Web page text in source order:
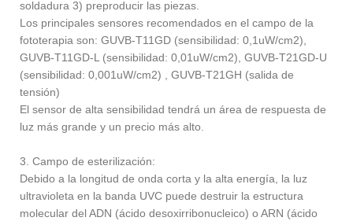
soldadura 3) preproducir las piezas.
Los principales sensores recomendados en el campo de la
fototerapia son: GUVB-T11GD (sensibilidad: 0,1uW/cm2),
GUVB-T11GD-L (sensibilidad: 0,01uW/cm2), GUVB-T21GD-U
(sensibilidad: 0,001uW/cm2) , GUVB-T21GH (salida de
tensión)
El sensor de alta sensibilidad tendrá un área de respuesta de
luz más grande y un precio más alto.
3. Campo de esterilización:
Debido a la longitud de onda corta y la alta energía, la luz
ultravioleta en la banda UVC puede destruir la estructura
molecular del ADN (ácido desoxirribonucleico) o ARN (ácido